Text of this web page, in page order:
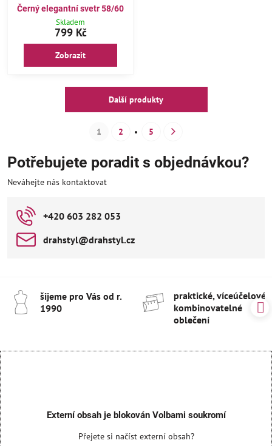
Černý elegantní svetr 58/60
Skladem
799 Kč
Zobrazit
Další produkty
1 2 5
Potřebujete poradit s objednávkou?
Neváhejte nás kontaktovat
+420 603 282 053
drahstyl​@drahstyl​.cz
šijeme pro Vás od r​.
1990
praktické, víceúčelové
kombinovatelné
oblečení
Externí obsah je blokován Volbami soukromí
Přejete si načíst externí obsah?